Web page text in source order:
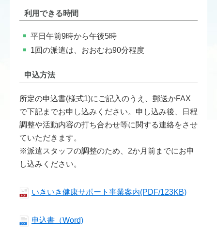
利用できる時間
平日午前9時から午後5時
1回の派遣は、おおむね90分程度
申込方法
所定の申込書(様式1)にご記入のうえ、郵送かFAX
で下記までお申し込みください。申し込み後、日程
調整や活動内容の打ち合わせ等に関する連絡をさせ
ていただきます。
※派遣スタッフの調整のため、2か月前までにお申
し込みください。
いきいき健康サポート事業案内(PDF/123KB)
申込書（Word)